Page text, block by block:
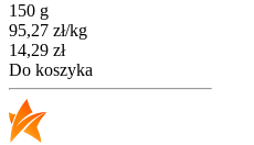
150 g
95,27 zł/kg
Cena
14,29 zł
Do koszyka